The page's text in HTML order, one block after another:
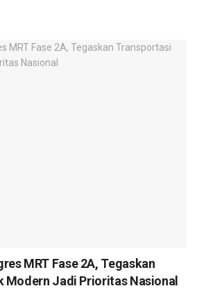
MRT Fase 2A, Tegaskan
Modern Jadi Prioritas Nasional